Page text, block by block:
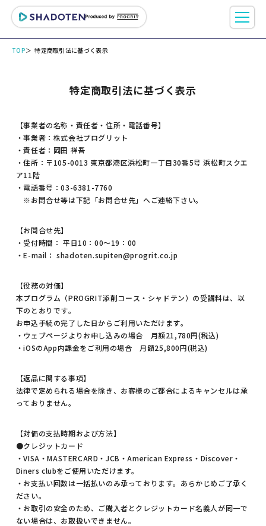
TOP 特定商取引法に基づく表示
特定商取引法に基づく表示
【事業者の名称・責任者・住所・電話番号】
・事業者：株式会社プログリット
・責任者：岡田 祥吾
・住所：〒105-0013 東京都港区浜松町一丁目30番5号 浜松町スクエ
ア11階
・電話番号：03-6381-7760
※お問合せ等は下記「お問合せ先」へご連絡下さい。
【お問合せ先】
・受付時間： 平日10：00～19：00
・E-mail： shadoten.supiten@progrit.co.jp
【役務の対価】
本プログラム（PROGRIT添削コース・シャドテン）の受講料は、以
下のとおりです。
お申込手続の完了した日からご利用いただけます。
・ウェブページよりお申し込みの場合 月額21,780円(税込)
・iOSのApp内課金をご利用の場合 月額25,800円(税込)
【返品に関する事項】
法律で定められる場合を除き、お客様のご都合によるキャンセルは承
っておりません。
【対価の支払時期および方法】
●クレジットカード
・VISA・MASTERCARD・JCB・American Express・Discover・
Diners clubをご使用いただけます。
・お支払い回数は一括払いのみ承っております。あらかじめご了承く
ださい。
・お取引の安全のため、ご購入者とクレジットカード名義人が同一で
ない場合は、お取扱いできません。